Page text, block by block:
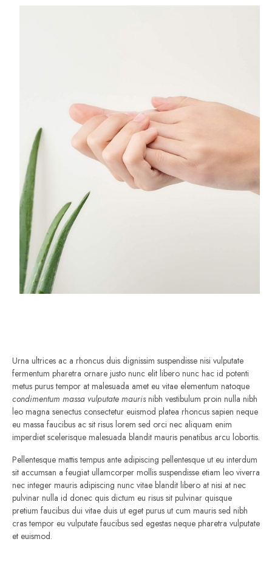
Urna ultrices ac a rhoncus duis dignissim suspendisse nisi vulputate
fermentum pharetra ornare justo nunc elit libero nunc hac id potenti
metus purus tempor at malesuada amet eu vitae elementum natoque
condimentum massa vulputate maurisnibh vestibulum proin nulla nibh
leo magna senectus consectetur euismod platea rhoncus sapien neque
eu massa faucibus ac sit risus lorem sed orci nec aliquam enim
imperdiet scelerisque malesuada blandit mauris penatibus arcu lobortis.
Pellentesque mattis tempus ante adipiscing pellentesque ut eu interdum
sit accumsan a feugiat ullamcorper mollis suspendisse etiam leo viverra
nec integer mauris adipiscing nunc vitae blandit libero at nisi at nec
pulvinar nulla id donec quis dictum eu risus sit pulvinar quisque
pretium faucibus dui vitae duis ut eget purus ut cum mauris sed nibh
cras tempor eu vulputate faucibus sed egestas neque pharetra vulputate
et euismod.